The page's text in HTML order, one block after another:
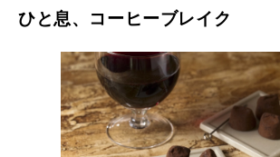
ひと息、コーヒーブレイク